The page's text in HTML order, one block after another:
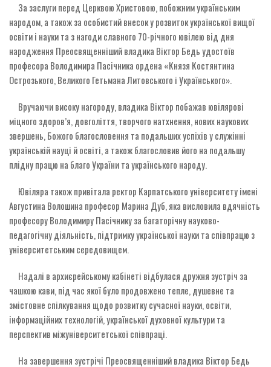
За заслуги перед Церквою Христовою, побожним українським
народом, а також за особистий внесок у розвиток української вищої
освіти і науки та з нагоди славного 70-річного ювілею від дня
народження Преосвященніший владика Віктор Бедь удостоїв
професора Володимира Пасічника ордена «Князя Костянтина
Острозького, Великого Гетьмана Литовського і Українського».
Вручаючи високу нагороду, владика Віктор побажав ювілярові
міцного здоров’я, довголіття, творчого натхнення, нових наукових
звершень, Божого благословення та подальших успіхів у служінні
українській науці й освіті, а також благословив його на подальшу
плідну працю на благо України та українського народу.
Ювіляра також привітала ректор Карпатського університету імені
Августина Волошина професор Марина Дуб, яка висловила вдячність
професору Володимиру Пасічнику за багаторічну науково-
педагогічну діяльність, підтримку української науки та співпрацю з
університетським середовищем.
Надалі в архиєрейському кабінеті відбулася дружня зустріч за
чашкою кави, під час якої було продовжено тепле, душевне та
змістовне спілкування щодо розвитку сучасної науки, освіти,
інформаційних технологій, української духовної культури та
перспектив міжуніверситетської співпраці.
На завершення зустрічі Преосвященніший владика Віктор Бедь